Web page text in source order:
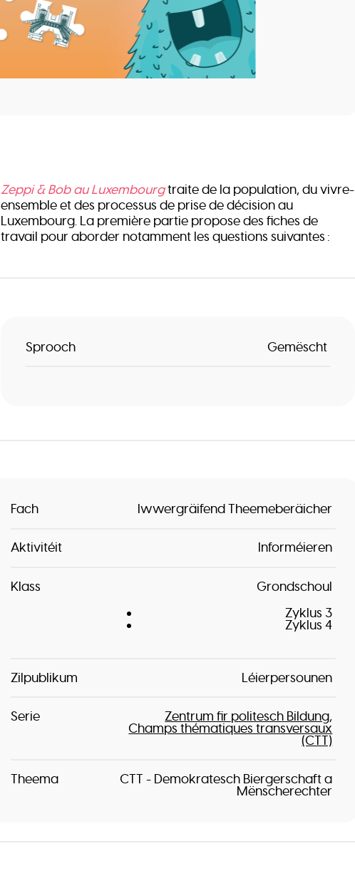
Zeppi & Bob au Luxembourgtraite de la population, du vivre-
ensemble et des processus de prise de décision au
Luxembourg. La première partie propose des fiches de
travail pour aborder notamment les questions suivantes :
Sprooch Gemëscht
Fach Iwwergräifend Theemeberäicher
Aktivitéit Informéieren
Klass
Grondschoul
Zyklus 3
Zyklus 4
Zilpublikum Léierpersounen
Serie Zentrum fir politesch Bildung
Champs thématiques transversaux
(CTT)
Theema CTT - Demokratesch Biergerschaft a
Mënscherechter